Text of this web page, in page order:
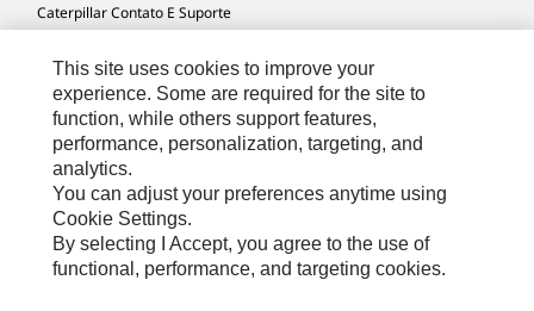
Caterpillar Contato E Suporte
Mapa Do Local
Cookie Settings
Legal
Privacidade
© 2026 Caterpillar. Todos os direitos
This site uses cookies to improve your
experience. Some are required for the site to
function, while others support features,
performance, personalization, targeting, and
analytics.
You can adjust your preferences anytime using
Cookie Settings.
By selecting I Accept, you agree to the use of
functional, performance, and targeting cookies.